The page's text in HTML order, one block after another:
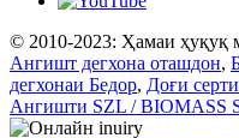
© 2010-2023: Ҳамаи ҳуқуқ
Ангишт дегхона оташдон,
дегхонаи Бедор, Доғи
Ангишти SZL / BIOMASS